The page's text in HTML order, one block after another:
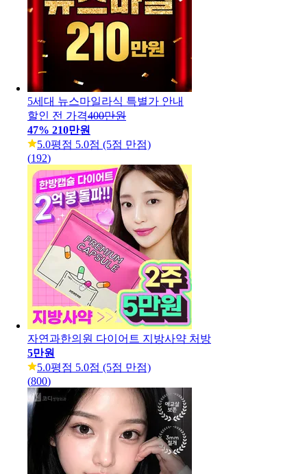
5세대 뉴스마일라식 특별가 안내
할인 전 가격400만원
47% 210만원
5.0평점 5.0점 (5점 만점)
(192)
자연과한의원 다이어트 지방사약 처방
5만원
5.0평점 5.0점 (5점 만점)
(800)